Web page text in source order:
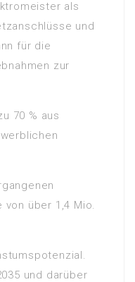
als
und
für die
zur
70 % aus
über 1,4 Mio.
und darüber